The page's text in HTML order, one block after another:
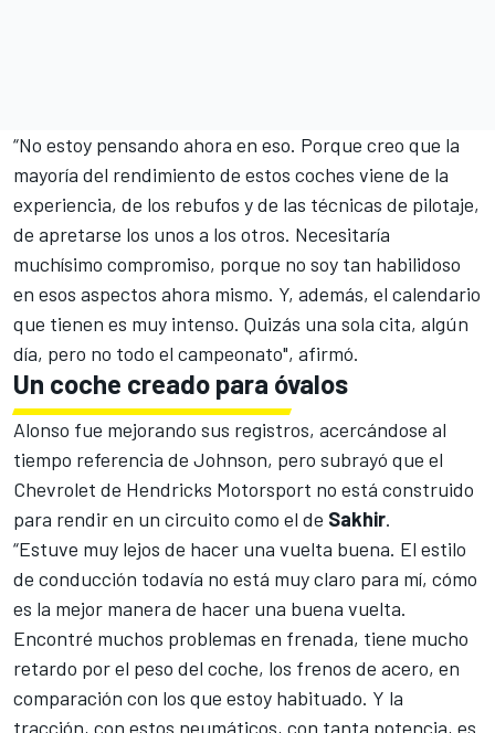
“No estoy pensando ahora en eso. Porque creo que la
mayoría del rendimiento de estos coches viene de la
experiencia, de los rebufos y de las técnicas de pilotaje,
de apretarse los unos a los otros. Necesitaría
muchísimo compromiso, porque no soy tan habilidoso
en esos aspectos ahora mismo. Y, además, el calendario
que tienen es muy intenso. Quizás una sola cita, algún
día, pero no todo el campeonato", afirmó.
Un coche creado para óvalos
Alonso fue mejorando sus registros, acercándose al
tiempo referencia de Johnson, pero subrayó que el
Chevrolet de Hendricks Motorsport no está construido
para rendir en un circuito como el de Sakhir.
“Estuve muy lejos de hacer una vuelta buena. El estilo
de conducción todavía no está muy claro para mí, cómo
es la mejor manera de hacer una buena vuelta.
Encontré muchos problemas en frenada, tiene mucho
retardo por el peso del coche, los frenos de acero, en
comparación con los que estoy habituado. Y la
tracción, con estos neumáticos, con tanta potencia, es